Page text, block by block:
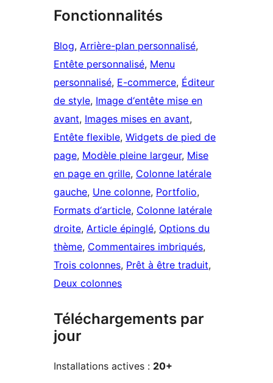
Fonctionnalités
Blog, Arrière-plan personnalisé
Entête personnalisé, Menu
personnalisé, E-commerce, Éditeur
de style, Image d‘entête mise en
avant, Images mises en avant
Entête flexible, Widgets de pied de
page, Modèle pleine largeur, Mise
en page en grille, Colonne latérale
gauche, Une colonne, Portfolio
Formats d‘article, Colonne latérale
droite, Article épinglé, Options du
thème, Commentaires imbriqués
Trois colonnes, Prêt à être traduit
Deux colonnes
Téléchargements par
jour
Installations actives : 20+